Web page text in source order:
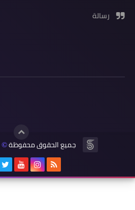
رسالة
جميع الحقوق محفوظة©